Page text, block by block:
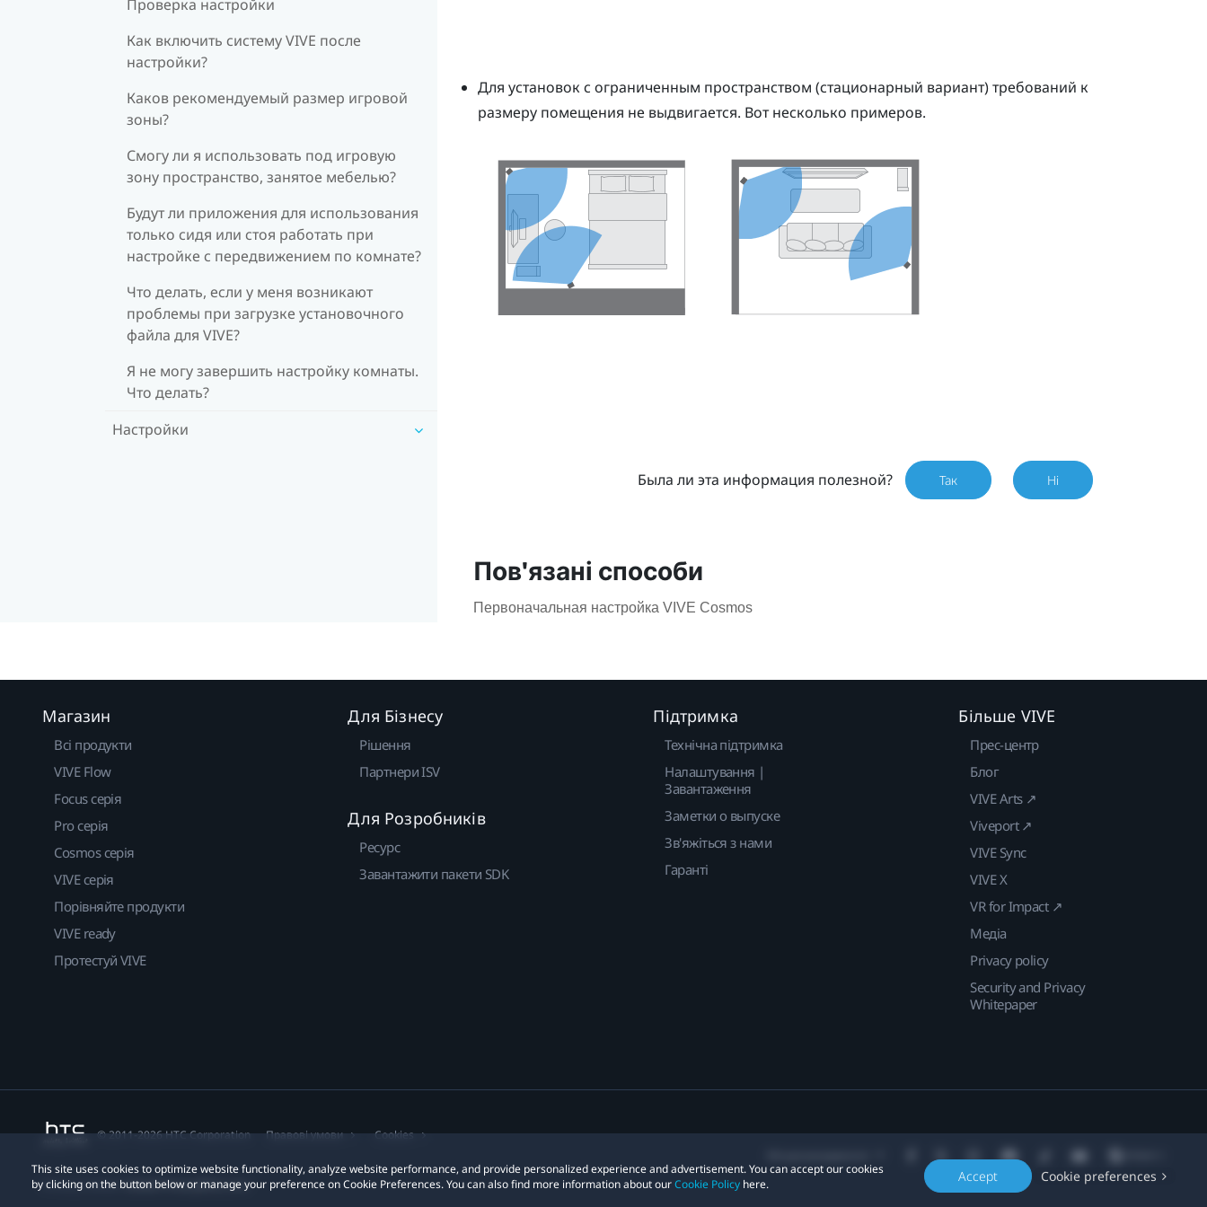
Проверка настройки
Как включить систему VIVE после
настройки?
Каков рекомендуемый размер игровой
зоны?
Смогу ли я использовать под игровую
зону пространство, занятое мебелью?
Будут ли приложения для использования
только сидя или стоя работать при
настройке с передвижением по комнате?
Что делать, если у меня возникают
проблемы при загрузке установочного
файла для VIVE?
Я не могу завершить настройку комнаты.
Что делать?
Настройки
Для установок с ограниченным пространством (стационарный вариант) требований к
размеру помещения не выдвигается. Вот несколько примеров.
Была ли эта информация полезной? Так Ні
Пов'язані способи
Первоначальная настройка VIVE Cosmos
This site uses cookies to optimize website functionality, analyze website performance, and provide personalized experience and advertisement. You can accept our cookies
by clicking on the button below or manage your preference on Cookie Preferences. You can also find more information about ourCookie Policy here. Accept Cookie preferences
Магазин
Всі продукти
VIVE Flow
Focus серія
Pro серія
Cosmos серія
VIVE серія
Порівняйте продукти
VIVE ready
Протестуй VIVE
Для Бізнесу
Рішення
Партнери ISV
Для Розробників
Ресурс
Завантажити пакети SDK
Підтримка
Технічна підтримка
Налаштування |
Завантаження
Заметки о выпуске
Зв'яжіться з нами
Гаранті
Більше VIVE
Прес-центр
Блог
VIVE Arts ↗
Viveport ↗
VIVE Sync
VIVE X
VR for Impact ↗
Медіа
Privacy policy
Security and Privacy
Whitepaper
© 2011-2026 HTC Corporation Правові умови Cookies
Privacy Contact:Global-Privacy@htc.com